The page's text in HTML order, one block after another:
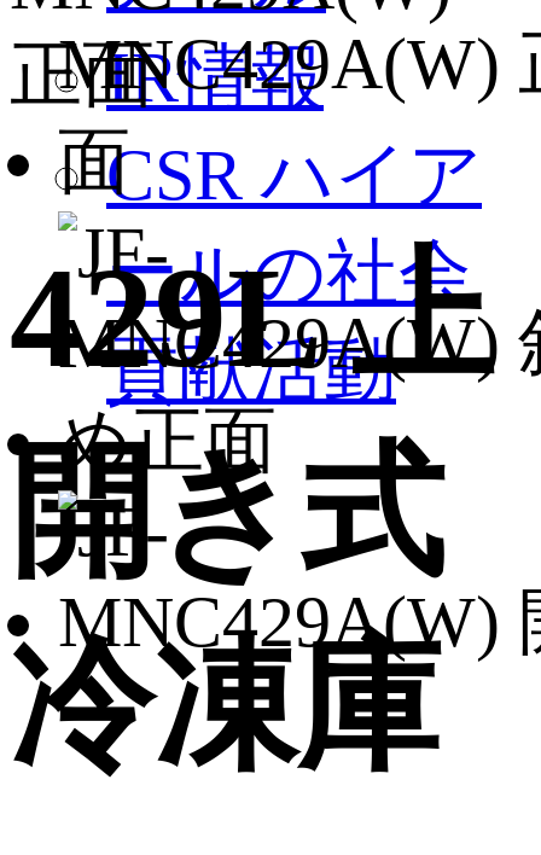
IR情報
CSR ハイア
ールの社会
貢献活動
429L 上
開き式
冷凍庫